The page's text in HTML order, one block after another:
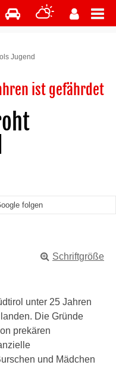
Jugend
ist gefährdet
folgen
Schriftgröße
unter 25 Jahren
Die Gründe
prekären
und Mädchen